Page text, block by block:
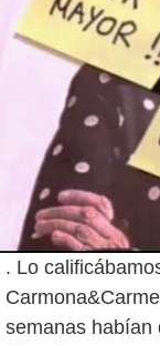
. Lo
semanas habían